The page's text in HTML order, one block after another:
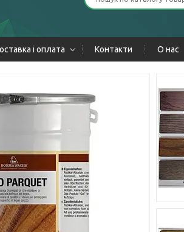
і оплата Контакти О нас